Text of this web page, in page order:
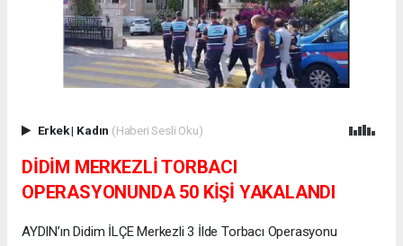
Erkek| Kadın (Haberi Sesli Oku)
DİDİM MERKEZLİ TORBACI
OPERASYONUNDA 50 KİŞİ YAKALANDI
AYDIN’ın Didim İLÇE Merkezli 3 İlde Torbacı Operasyonu